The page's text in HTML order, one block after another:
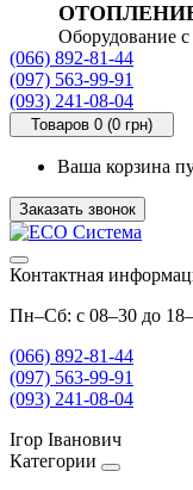
Оборудование
(066) 892-81-44
(097) 563-99-91
(093) 241-08-04
Товаров 0 (0 грн)
Ваша корзина
Заказать звонок
Контактная
Пн–Сб: с 08–30 до
(066) 892-81-44
(097) 563-99-91
(093) 241-08-04
Ігор Іванович
Категории